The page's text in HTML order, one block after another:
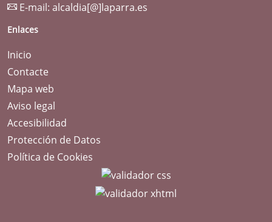
E-mail: alcaldia[@]laparra.es
Enlaces
Inicio
Contacte
Mapa web
Aviso legal
Accesibilidad
Protección de Datos
Política de Cookies